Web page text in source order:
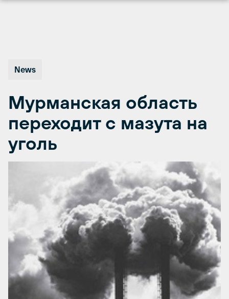
News
Мурманская область
переходит с мазута на
уголь